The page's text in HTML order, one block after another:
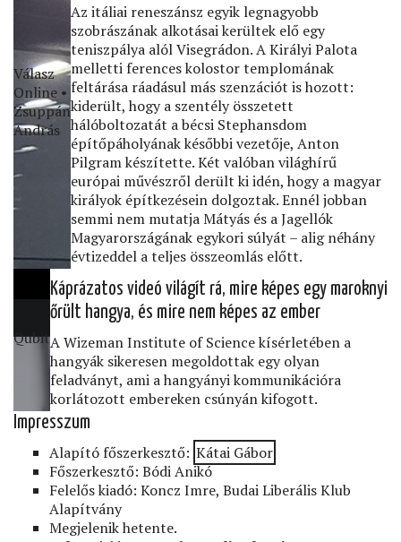
Válasz
Online •
Zsuppán
András
Az itáliai reneszánsz egyik legnagyobb
szobrászának alkotásai kerültek elő egy
teniszpálya alól Visegrádon. A Királyi Palota
melletti ferences kolostor templomának
feltárása ráadásul más szenzációt is hozott:
kiderült, hogy a szentély összetett
hálóboltozatát a bécsi Stephansdom
építőpáholyának későbbi vezetője, Anton
Pilgram készítette. Két valóban világhírű
európai művészről derült ki idén, hogy a magyar
királyok építkezésein dolgoztak. Ennél jobban
semmi nem mutatja Mátyás és a Jagellók
Magyarországának egykori súlyát – alig néhány
évtizeddel a teljes összeomlás előtt.
Qubit
Káprázatos videó világít rá, mire képes egy maroknyi
őrült hangya, és mire nem képes az ember
A Wizeman Institute of Science kísérletében a
hangyák sikeresen megoldottak egy olyan
feladványt, ami a hangyányi kommunikációra
korlátozott embereken csúnyán kifogott.
Impresszum
Alapító főszerkesztő: Kátai Gábor
Főszerkesztő: Bódi Anikó
Felelős kiadó: Koncz Imre, Budai Liberális Klub
Alapítvány
Megjelenik hetente.